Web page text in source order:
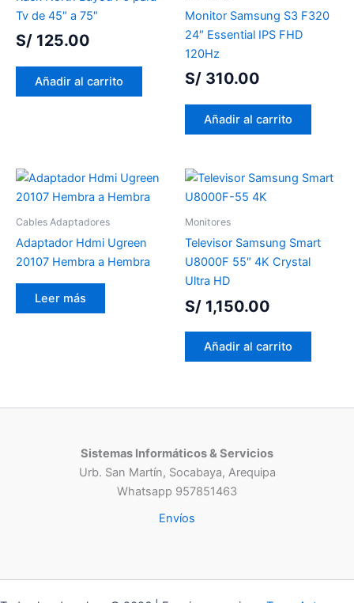
Tv de 45″ a 75″
S/ 125.00
Añadir al carrito
Monitor Samsung S3 F320
24″ Essential IPS FHD
120Hz
S/ 310.00
Añadir al carrito
Cables Adaptadores
Adaptador Hdmi Ugreen
20107 Hembra a Hembra
Leer más
Monitores
Televisor Samsung Smart
U8000F 55″ 4K Crystal
Ultra HD
S/ 1,150.00
Añadir al carrito
Sistemas Informáticos & Servicios
Urb. San Martín, Socabaya, Arequipa
Whatsapp 957851463
Envíos